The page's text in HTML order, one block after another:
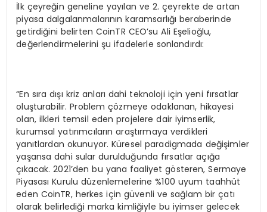
İlk çeyreğin geneline yayılan ve 2. çeyrekte de artan
piyasa dalgalanmalarının karamsarlığı beraberinde
getirdiğini belirten CoinTR CEO’su Ali Eşelioğlu,
değerlendirmelerini şu ifadelerle sonlandırdı:
“En sıra dışı kriz anları dahi teknoloji için yeni fırsatlar
oluşturabilir. Problem çözmeye odaklanan, hikayesi
olan, ilkleri temsil eden projelere dair iyimserlik,
kurumsal yatırımcıların araştırmaya verdikleri
yanıtlardan okunuyor. Küresel paradigmada değişimler
yaşansa dahi sular durulduğunda fırsatlar açığa
çıkacak. 2021’den bu yana faaliyet gösteren, Sermaye
Piyasası Kurulu düzenlemelerine %100 uyum taahhüt
eden CoinTR, herkes için güvenli ve sağlam bir çatı
olarak belirlediği marka kimliğiyle bu iyimser gelecek